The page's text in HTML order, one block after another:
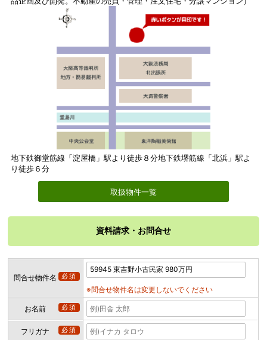
地下鉄御堂筋線「淀屋橋」駅より徒歩８分地下鉄堺筋線「北浜」駅よ
り徒歩６分
取扱物件一覧
資料請求・お問合せ
問合せ物件名 必須
※問合せ物件名は変更しないでください
お名前 必須
フリガナ 必須